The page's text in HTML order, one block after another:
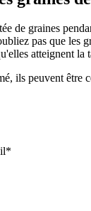
de graines
pas que les
atteignent la
ils peuvent être